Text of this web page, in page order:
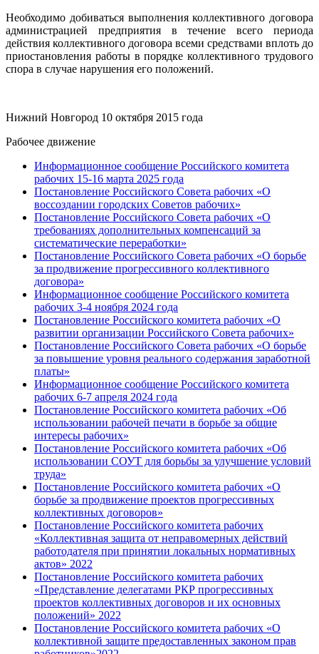
Необходимо добиваться выполнения коллективного договора
администрацией предприятия в течение всего периода
действия коллективного договора всеми средствами вплоть до
приостановления работы в порядке коллективного трудового
спора в случае нарушения его положений.
Нижний Новгород 10 октября 2015 года
Рабочее движение
Информационное сообщение Российского комитета
рабочих 15-16 марта 2025 года
Постановление Российского Совета рабочих «О
воссоздании городских Советов рабочих»
Постановление Российского Совета рабочих «О
требованиях дополнительных компенсаций за
систематические переработки»
Постановление Российского Совета рабочих «О борьбе
за продвижение прогрессивного коллективного
договора»
Информационное сообщение Российского комитета
рабочих 3-4 ноября 2024 года
Постановление Российского комитета рабочих «О
развитии организации Российского Совета рабочих»
Постановление Российского Совета рабочих «О борьбе
за повышение уровня реального содержания заработной
платы»
Информационное сообщение Российского комитета
рабочих 6-7 апреля 2024 года
Постановление Российского комитета рабочих «Об
использовании рабочей печати в борьбе за общие
интересы рабочих»
Постановление Российского комитета рабочих «Об
использовании СОУТ для борьбы за улучшение условий
труда»
Постановление Российского комитета рабочих «О
борьбе за продвижение проектов прогрессивных
коллективных договоров»
Постановление Российского комитета рабочих
«Коллективная защита от неправомерных действий
работодателя при принятии локальных нормативных
актов» 2022
Постановление Российского комитета рабочих
«Представление делегатами РКР прогрессивных
проектов коллективных договоров и их основных
положений» 2022
Постановление Российского комитета рабочих «О
коллективной защите предоставленных законом прав